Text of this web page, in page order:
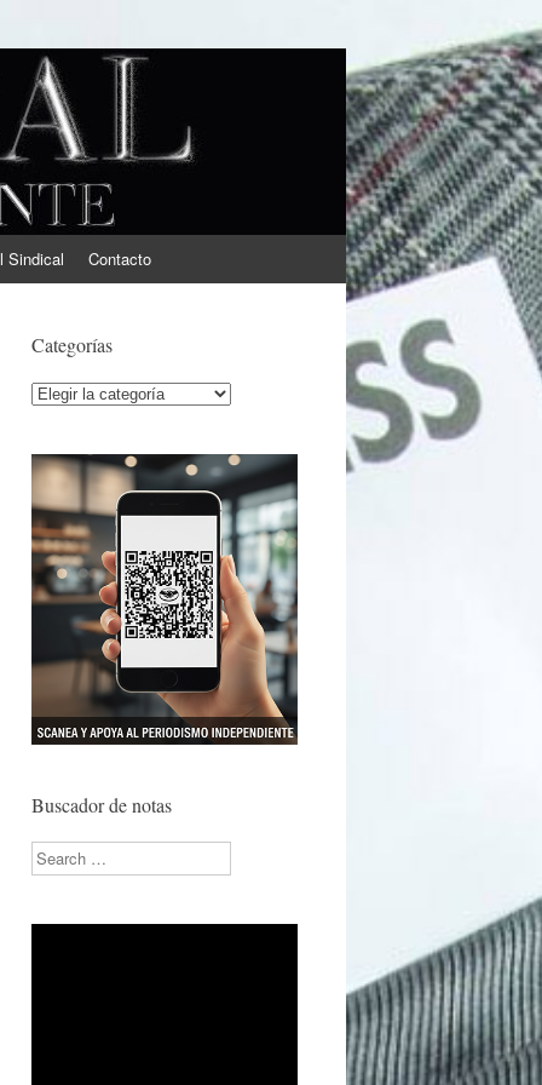
Sindical Contacto
Categorías
Categorías
Buscador de notas
Search